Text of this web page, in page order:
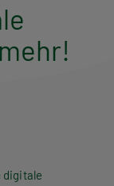
digitale